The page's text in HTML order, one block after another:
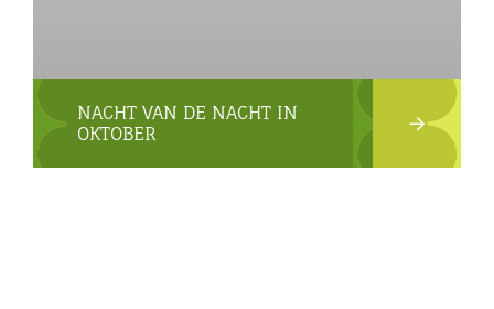
NACHT VAN DE NACHT IN
OKTOBER